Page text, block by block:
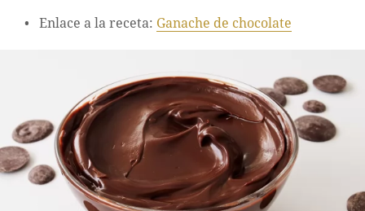
Enlace a la receta: Ganache de chocolate